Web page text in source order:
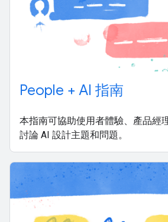
People + AI 指南
本指南可協助使用者體驗、產品經
討論 AI 設計主題和問題。